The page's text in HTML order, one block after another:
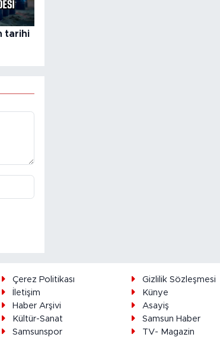
tarihi
Çerez Politikası
Gizlilik Sözleşmesi
İletişim
Künye
Haber Arşivi
Asayiş
Kültür-Sanat
Samsun Haber
Samsunspor
TV- Magazin